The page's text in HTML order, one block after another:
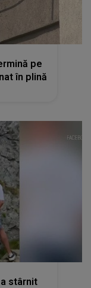
pe
în plină
stârnit